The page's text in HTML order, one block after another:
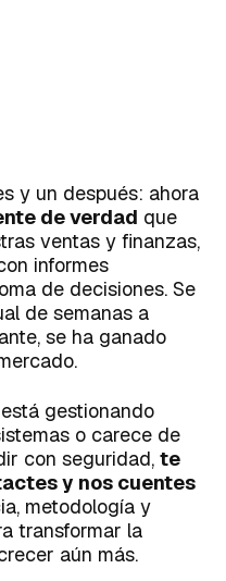
y un después: ahora
de verdad que
ventas y finanzas,
informes
de decisiones. Se
de semanas a
se ha ganado
gestionando
o carece de
con seguridad, te
y nos cuentes
metodología y
transformar la
aún más.